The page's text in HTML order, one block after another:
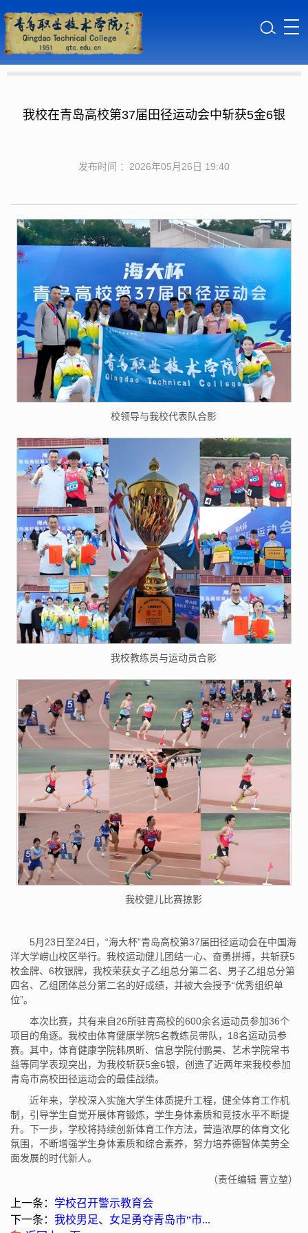
我校在青岛高校第37届田径运动会中斩获5金6银
发布时间 ：2026年05月26日 19:40
校领导与我校代表队合影
我校教练员与运动员合影
我校健儿比赛掠影
5月23日至24日，“海大杯”青岛高校第37届田径运动会在中国海
洋大学崂山校区举行。我校运动健儿团结一心、奋勇拼搏，共斩获5
枚金牌、6枚银牌，我校荣获女子乙组总分第二名、男子乙组总分第
四名、乙组团体总分第二名的好成绩，并被大会授予“优秀组织单
位”。
本次比赛，共有来自26所驻青高校的600余名运动员参加36个
项目的角逐。我校由体育健康学院5名教练员带队，18名运动员参
赛。其中，体育健康学院韩夙昕、信息学院付鹏昊、艺术学院常书
益等同学表现突出，为我校斩获5金6银，创造了近两年来我校参加
青岛市高校田径运动会的最佳战绩。
近年来，学校深入实施大学生体质提升工程，健全体育工作机
制，引导学生自觉开展体育锻炼，学生身体素质和竞技水平不断提
升。下一步，学校将持续创新体育工作方法，营造浓厚的体育文化
氛围，不断增强学生身体素质和综合素养，努力培养德智体美劳全
面发展的时代新人。
（责任编辑 曹立堃）
上一条： 学校召开警示教育会
下一条： 我校男足、女足勇夺青岛市“市...